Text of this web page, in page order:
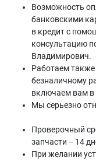
Возможность
банковскими
в кредит с
консультацию
Владимирович.
Работаем
безналичному
включаем вам
Мы серьезно
Проверочный
запчасти -- 14
При желании